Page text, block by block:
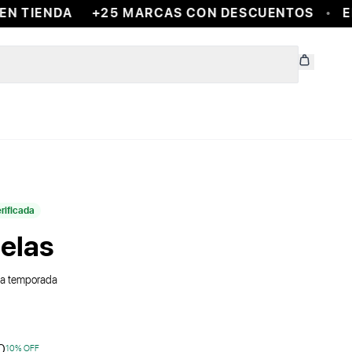
TIENDA +25 MARCAS CON DESCUENTOS
temporada
10% OFF